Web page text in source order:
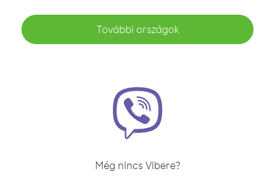
További országok
Még nincs Vibere?